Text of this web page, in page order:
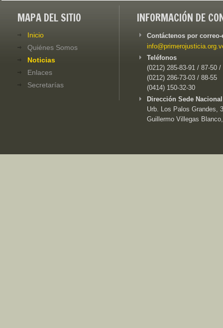
MAPA DEL SITIO
Inicio
Quiénes Somos
Noticias
Enlaces
Secretarías
INFORMACIÓN DE
Contáctenos por
Teléfonos
(0212) 285-83-91 / 87-50 /
(0212) 286-73-03 / 88-55
(0414) 150-32-30
Dirección Sede
Urb. Los Palos Grandes,
Guillermo Villegas